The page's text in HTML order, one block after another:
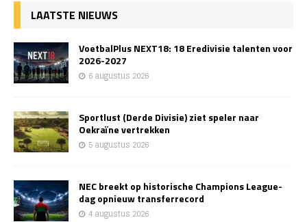
LAATSTE NIEUWS
VoetbalPlus NEXT18: 18 Eredivisie talenten voor
2026-2027
6 augustus 2026
Sportlust (Derde Divisie) ziet speler naar
Oekraïne vertrekken
5 augustus 2026
NEC breekt op historische Champions League-
dag opnieuw transferrecord
4 augustus 2026